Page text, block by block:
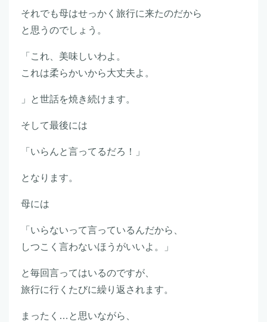
それでも母はせっかく旅行に来たのだから
と思うのでしょう。
「これ、美味しいわよ。
これは柔らかいから大丈夫よ。
」と世話を焼き続けます。
そして最後には
「いらんと言ってるだろ！」
となります。
母には
「いらないって言っているんだから、
しつこく言わないほうがいいよ。」
と毎回言ってはいるのですが、
旅行に行くたびに繰り返されます。
まったく…と思いながら、